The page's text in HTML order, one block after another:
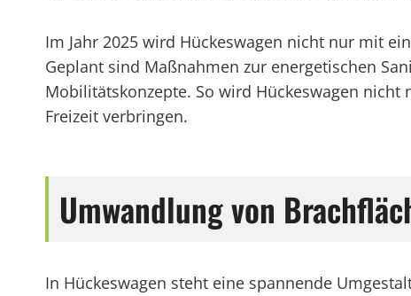
Im Jahr 2025 wird Hückeswagen nicht nur mit
Geplant sind Maßnahmen zur energetischen
Mobilitätskonzepte. So wird Hückeswagen
Freizeit verbringen.
Umwandlung von
In Hückeswagen steht eine spannende